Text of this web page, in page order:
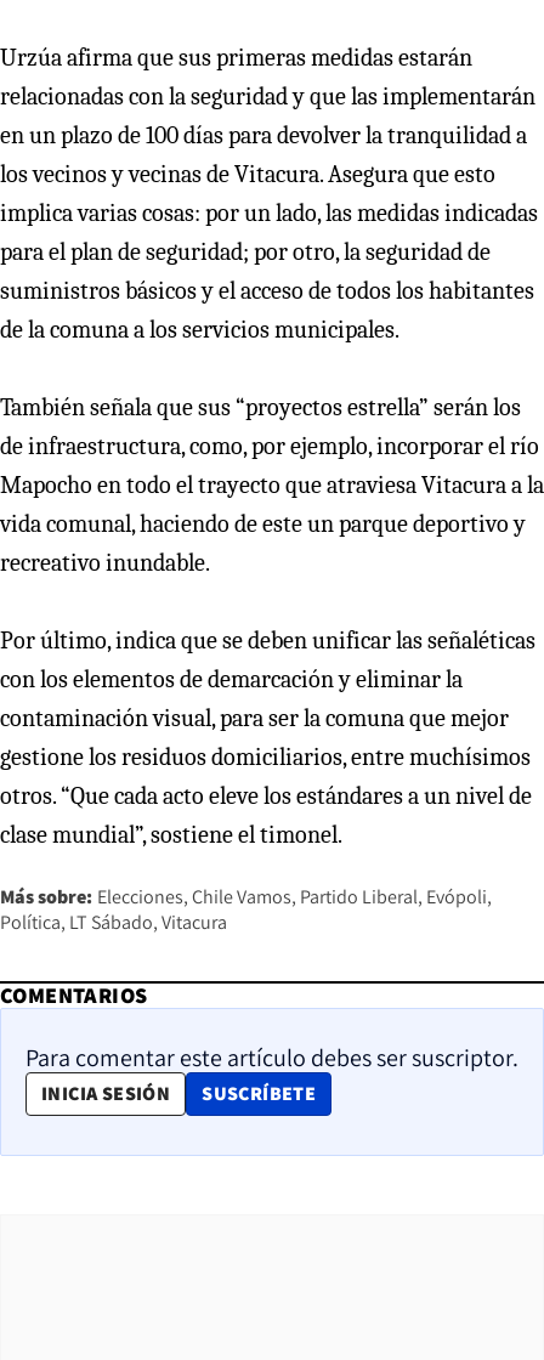
Urzúa afirma que sus primeras medidas estarán
relacionadas con la seguridad y que las implementarán
en un plazo de 100 días para devolver la tranquilidad a
los vecinos y vecinas de Vitacura. Asegura que esto
implica varias cosas: por un lado, las medidas indicadas
para el plan de seguridad; por otro, la seguridad de
suministros básicos y el acceso de todos los habitantes
de la comuna a los servicios municipales.
También señala que sus “proyectos estrella” serán los
de infraestructura, como, por ejemplo, incorporar el río
Mapocho en todo el trayecto que atraviesa Vitacura a la
vida comunal, haciendo de este un parque deportivo y
recreativo inundable.
Por último, indica que se deben unificar las señaléticas
con los elementos de demarcación y eliminar la
contaminación visual, para ser la comuna que mejor
gestione los residuos domiciliarios, entre muchísimos
otros. “Que cada acto eleve los estándares a un nivel de
clase mundial”, sostiene el timonel.
Más sobre: Elecciones Chile Vamos Partido Liberal Evópoli
Política LT Sábado Vitacura
COMENTARIOS
Para comentar este artículo debes ser suscriptor.
INICIA SESIÓN SUSCRÍBETE
OPENS IN NEW WINDOW